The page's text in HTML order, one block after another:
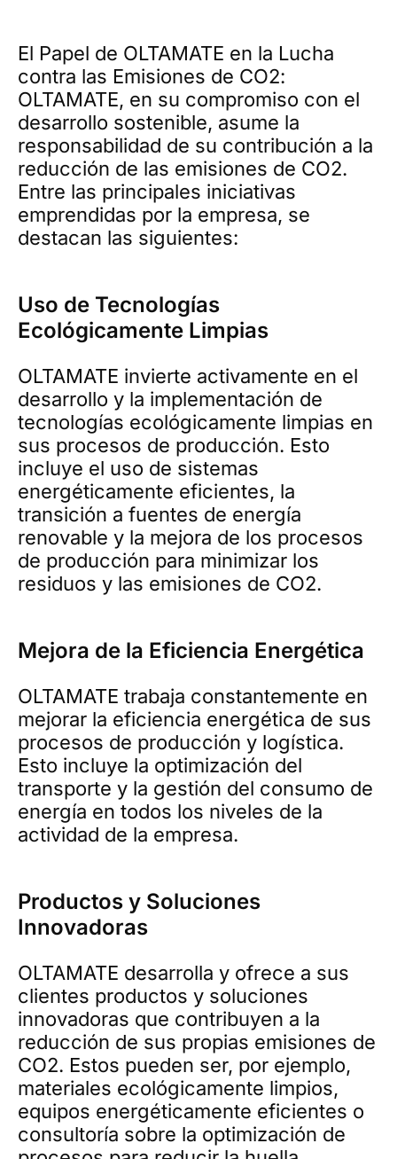
El Papel de OLTAMATE en la Lucha
contra las Emisiones de CO2:
OLTAMATE, en su compromiso con el
desarrollo sostenible, asume la
responsabilidad de su contribución a la
reducción de las emisiones de CO2.
Entre las principales iniciativas
emprendidas por la empresa, se
destacan las siguientes:
Uso de Tecnologías
Ecológicamente Limpias
OLTAMATE invierte activamente en el
desarrollo y la implementación de
tecnologías ecológicamente limpias en
sus procesos de producción. Esto
incluye el uso de sistemas
energéticamente eficientes, la
transición a fuentes de energía
renovable y la mejora de los procesos
de producción para minimizar los
residuos y las emisiones de CO2.
Mejora de la Eficiencia Energética
OLTAMATE trabaja constantemente en
mejorar la eficiencia energética de sus
procesos de producción y logística.
Esto incluye la optimización del
transporte y la gestión del consumo de
energía en todos los niveles de la
actividad de la empresa.
Productos y Soluciones
Innovadoras
OLTAMATE desarrolla y ofrece a sus
clientes productos y soluciones
innovadoras que contribuyen a la
reducción de sus propias emisiones de
CO2. Estos pueden ser, por ejemplo,
materiales ecológicamente limpios,
equipos energéticamente eficientes o
consultoría sobre la optimización de